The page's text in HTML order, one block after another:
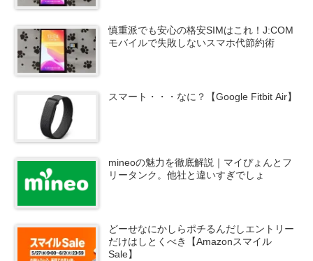
慎重派でも安心の格安SIMはこれ！J:COM
モバイルで失敗しないスマホ代節約術
スマート・・・なに？【Google Fitbit Air】
mineoの魅力を徹底解説｜マイぴょんとフ
リータンク。他社と違いすぎでしょ
どーせなにかしらポチるんだしエントリー
だけはしとくべき【Amazonスマイル
Sale】